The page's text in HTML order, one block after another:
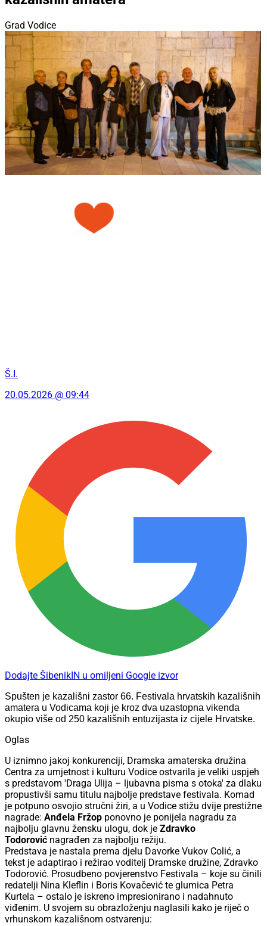
Grad Vodice
Š.I.
20.05.2026 @ 09:44
Dodajte ŠibenikIN u omiljeni Google izvor
Spušten je kazališni zastor 66. Festivala hrvatskih kazališnih
amatera u Vodicama koji je kroz dva uzastopna vikenda
okupio više od 250 kazališnih entuzijasta iz cijele Hrvatske.
Oglas
U iznimno jakoj konkurenciji, Dramska amaterska družina
Centra za umjetnost i kulturu Vodice ostvarila je veliki uspjeh
s predstavom 'Draga Ulija – ljubavna pisma s otoka' za dlaku
propustivši samu titulu najbolje predstave festivala. Komad
je potpuno osvojio stručni žiri, a u Vodice stižu dvije prestižne
nagrade: Anđela Fržop ponovno je ponijela nagradu za
najbolju glavnu žensku ulogu, dok je Zdravko
Todorović nagrađen za najbolju režiju.
Predstava je nastala prema djelu Davorke Vukov Colić, a
tekst je adaptirao i režirao voditelj Dramske družine, Zdravko
Todorović. Prosudbeno povjerenstvo Festivala – koje su činili
redatelji Nina Kleflin i Boris Kovačević te glumica Petra
Kurtela – ostalo je iskreno impresionirano i nadahnuto
viđenim. U svojem su obrazloženju naglasili kako je riječ o
vrhunskom kazališnom ostvarenju: